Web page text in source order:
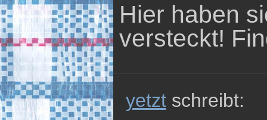
Hier haben
versteckt!
yetztschreibt: